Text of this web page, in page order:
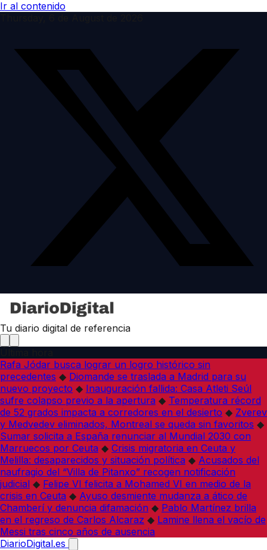
Ir al contenido
Tu diario digital de referencia
Rafa Jódar busca lograr un logro histórico sin
precedentes ◆ Diomande se traslada a Madrid para su
nuevo proyecto ◆ Inauguración fallida: Casa Atleti Seúl
sufre colapso previo a la apertura ◆ Temperatura récord
de 52 grados impacta a corredores en el desierto ◆ Zverev
y Medvedev eliminados, Montreal se queda sin favoritos ◆
Sumar solicita a España renunciar al Mundial 2030 con
Marruecos por Ceuta ◆ Crisis migratoria en Ceuta y
Melilla: desaparecidos y situación política ◆ Acusados del
naufragio del “Villa de Pitanxo” recogen notificación
judicial ◆ Felipe VI felicita a Mohamed VI en medio de la
crisis en Ceuta ◆ Ayuso desmiente mudanza a ático de
Chamberí y denuncia difamación ◆ Pablo Martínez brilla
en el regreso de Carlos Alcaraz ◆ Lamine llena el vacío de
Messi tras cinco años de ausencia
DiarioDigital.es